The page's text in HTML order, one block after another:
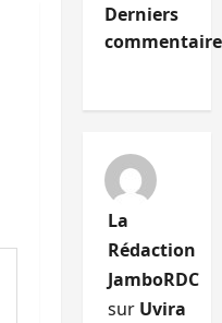
Derniers
La
Rédaction
JamboRDC
sur Uvira